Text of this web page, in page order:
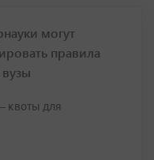
могут
правила
квоты для